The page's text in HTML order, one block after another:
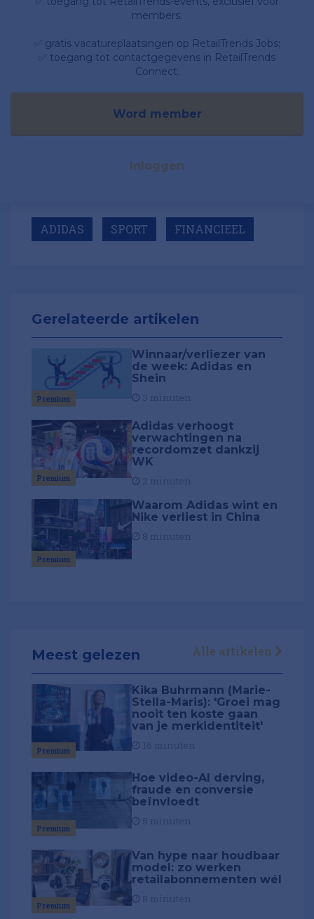
members.
✅ gratis vacatureplaatsingen op RetailTrends Jobs;
✅ toegang tot contactgegevens in RetailTrends
Connect.
Word member
Inloggen
ADIDAS SPORT FINANCIEEL
Gerelateerde artikelen
Premium
Winnaar/verliezer van
de week: Adidas en
Shein
Premium
Adidas verhoogt
verwachtingen na
recordomzet dankzij
WK
Premium
Waarom Adidas wint en
Nike verliest in China
Meest gelezen Alle artikelen
Premium
Kika Buhrmann (Marie-
Stella-Maris): 'Groei mag
nooit ten koste gaan
van je merkidentiteit'
Premium
Hoe video-AI derving,
fraude en conversie
beïnvloedt
Premium
Van hype naar houdbaar
model: zo werken
retailabonnementen wél